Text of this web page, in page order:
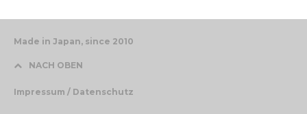
Made in Japan, since 2010
NACH OBEN
Impressum / Datenschutz